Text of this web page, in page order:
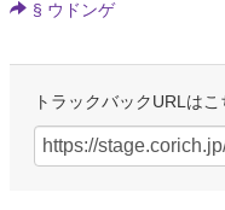
§ ウドンゲ
トラックバックURLはこ